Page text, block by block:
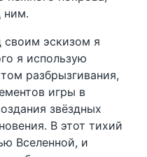
ним.
эскизом я
я использую
разбрызгивания,
игры в
звёздных
В этот тихий
Вселенной, и